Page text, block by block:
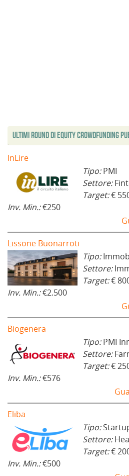
Ultimi Round di Equity Crowdfunding
InLire
Tipo:PMI
Settore:
Target:€
Inv. Min.:€250
Lissone Buonarroti
Tipo:
Settore:
Target:€
Inv. Min.:€2.500
Biogenera
Tipo:PMI
Settore:
Target:€
Inv. Min.:€576
Eliba
Tipo:
Settore:
Target:€
Inv. Min.:€500